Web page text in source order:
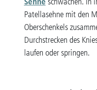
Patellasehne mit den
Oberschenkels
Durchstrecken des
laufen oder springen.